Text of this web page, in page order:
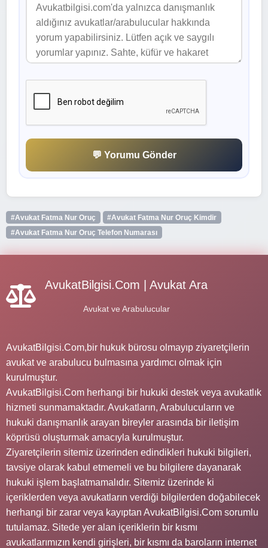
💬 Yorumu Gönder
#Avukat Fatma Nur Oruç
#Avukat Fatma Nur Oruç Kimdir
#Avukat Fatma Nur Oruç Telefon Numarası
AvukatBilgisi.Com | Avukat Ara
Avukat ve Arabulucular
AvukatBilgisi.Com,bir hukuk bürosu olmayıp ziyaretçilerin
avukat ve arabulucu bulmasına yardımcı olmak için
kurulmuştur.
AvukatBilgisi.Com herhangi bir hukuki destek veya avukatlık
hizmeti sunmamaktadır. Avukatların, Arabulucuların ve
hukuki danışmanlık arayan bireyler arasında bir iletişim
köprüsü oluşturmak amacıyla kurulmuştur.
Ziyaretçilerin sitemiz üzerinden edindikleri hukuki bilgileri,
tavsiye olarak kabul etmemeli ve bu bilgilere dayanarak
hukuki işlem başlatmamalıdır. Sitemiz üzerinde ki
içeriklerden veya avukatların verdiği bilgilerden doğabilecek
herhangi bir zarar veya kayıptan AvukatBilgisi.Com sorumlu
tutulamaz. Sitede yer alan içeriklerin bir kısmı
avukatlarımızın kendi girişleri, bir kısmı da baroların internet